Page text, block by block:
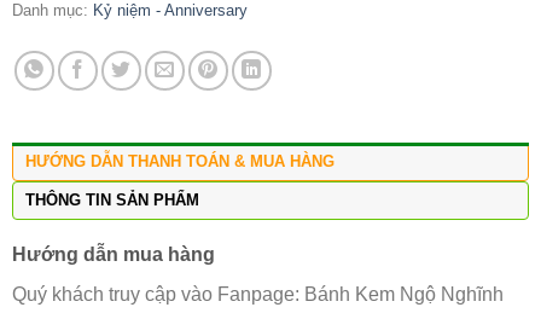
Danh mục: Kỷ niệm - Anniversary
HƯỚNG DẪN THANH TOÁN & MUA HÀNG
THÔNG TIN SẢN PHẨM
Hướng dẫn mua hàng
Quý khách truy cập vào Fanpage: Bánh Kem Ngộ Nghĩnh